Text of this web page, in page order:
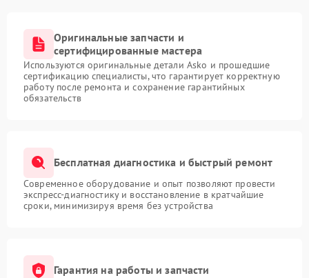
Оригинальные запчасти и
сертифицированные мастера
Используются оригинальные детали Asko и прошедшие
сертификацию специалисты, что гарантирует корректную
работу после ремонта и сохранение гарантийных
обязательств
Бесплатная диагностика и быстрый ремонт
Современное оборудование и опыт позволяют провести
экспресс-диагностику и восстановление в кратчайшие
сроки, минимизируя время без устройства
Гарантия на работы и запчасти